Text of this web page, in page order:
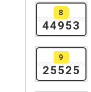
8
44953
9
25525